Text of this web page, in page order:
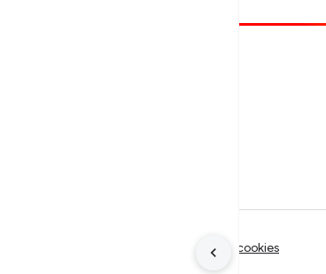
Manage cookies